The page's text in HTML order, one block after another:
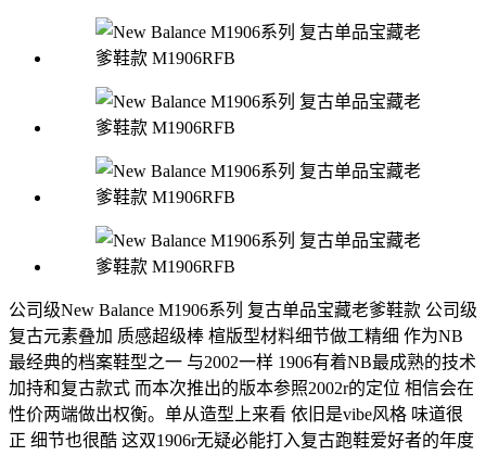
公司级New Balance M1906系列 复古单品宝藏老爹鞋款 公司级
复古元素叠加 质感超级棒 楦版型材料细节做工精细 作为NB
最经典的档案鞋型之一 与2002一样 1906有着NB最成熟的技术
加持和复古款式 而本次推出的版本参照2002r的定位 相信会在
性价两端做出权衡。单从造型上来看 依旧是vibe风格 味道很
正 细节也很酷 这双1906r无疑必能打入复古跑鞋爱好者的年度